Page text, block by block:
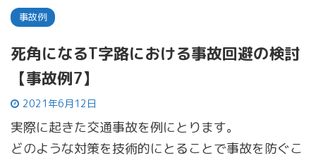
事故例
死角になるT字路における事故回避の検討
【事故例7】
2021年6月12日
実際に起きた交通事故を例にとります。
どのような対策を技術的にとることで事故を防ぐこ